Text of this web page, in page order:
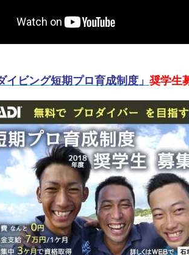
イビング短期プロ育成制度」 奨学生